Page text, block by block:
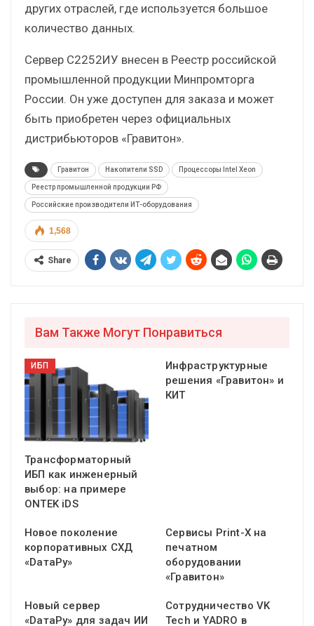
других отраслей, где используется большое
количество данных.
Сервер С2252ИУ внесен в Реестр российской
промышленной продукции Минпромторга
России. Он уже доступен для заказа и может
быть приобретен через официальных
дистрибьюторов «Гравитон».
Гравитон Накопители SSD Процессоры Intel Xeon
Реестр промышленной продукции РФ
Российские производители ИТ-оборудования
1,568
Share
Вам Также Могут Понравиться
ИБП
Трансформаторный
ИБП как инженерный
выбор: на примере
ONTEK iDS
Инфраструктурные
решения «Гравитон» и
КИТ
Новое поколение
корпоративных СХД
«DатаРу»
Сервисы Print-X на
печатном
оборудовании
«Гравитон»
Новый сервер
«DатаРу» для задач ИИ
Сотрудничество VK
Tech и YADRO в